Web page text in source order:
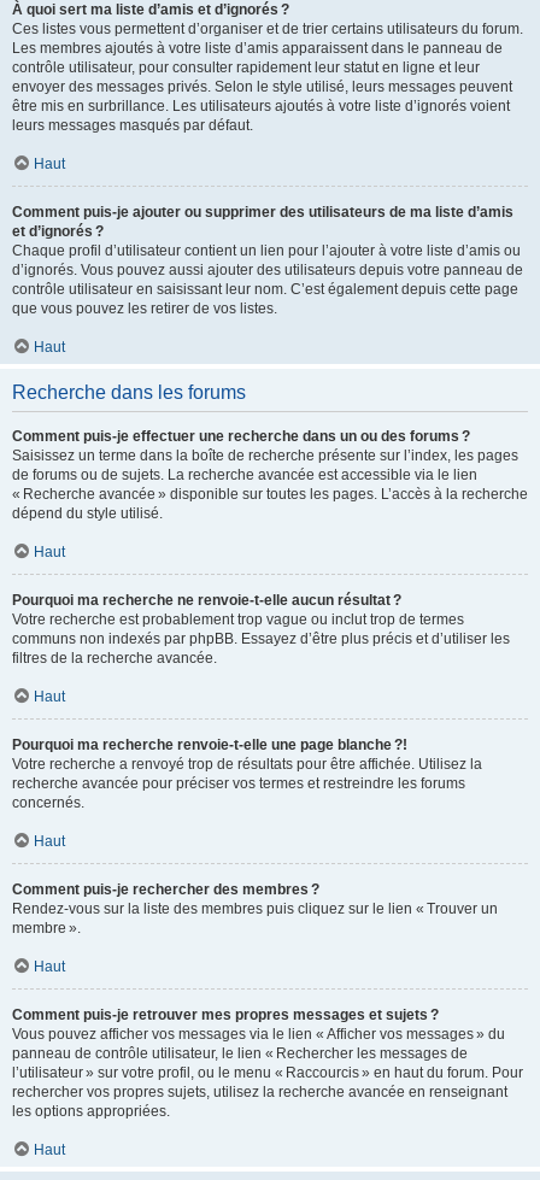
À quoi sert ma liste d’amis et d’ignorés ?
Ces listes vous permettent d’organiser et de trier certains utilisateurs du forum.
Les membres ajoutés à votre liste d’amis apparaissent dans le panneau de
contrôle utilisateur, pour consulter rapidement leur statut en ligne et leur
envoyer des messages privés. Selon le style utilisé, leurs messages peuvent
être mis en surbrillance. Les utilisateurs ajoutés à votre liste d’ignorés voient
leurs messages masqués par défaut.
Haut
Comment puis-je ajouter ou supprimer des utilisateurs de ma liste d’amis
et d’ignorés ?
Chaque profil d’utilisateur contient un lien pour l’ajouter à votre liste d’amis ou
d’ignorés. Vous pouvez aussi ajouter des utilisateurs depuis votre panneau de
contrôle utilisateur en saisissant leur nom. C’est également depuis cette page
que vous pouvez les retirer de vos listes.
Haut
Recherche dans les forums
Comment puis-je effectuer une recherche dans un ou des forums ?
Saisissez un terme dans la boîte de recherche présente sur l’index, les pages
de forums ou de sujets. La recherche avancée est accessible via le lien
« Recherche avancée » disponible sur toutes les pages. L’accès à la recherche
dépend du style utilisé.
Haut
Pourquoi ma recherche ne renvoie-t-elle aucun résultat ?
Votre recherche est probablement trop vague ou inclut trop de termes
communs non indexés par phpBB. Essayez d’être plus précis et d’utiliser les
filtres de la recherche avancée.
Haut
Pourquoi ma recherche renvoie-t-elle une page blanche ?!
Votre recherche a renvoyé trop de résultats pour être affichée. Utilisez la
recherche avancée pour préciser vos termes et restreindre les forums
concernés.
Haut
Comment puis-je rechercher des membres ?
Rendez-vous sur la liste des membres puis cliquez sur le lien « Trouver un
membre ».
Haut
Comment puis-je retrouver mes propres messages et sujets ?
Vous pouvez afficher vos messages via le lien « Afficher vos messages » du
panneau de contrôle utilisateur, le lien « Rechercher les messages de
l’utilisateur » sur votre profil, ou le menu « Raccourcis » en haut du forum. Pour
rechercher vos propres sujets, utilisez la recherche avancée en renseignant
les options appropriées.
Haut